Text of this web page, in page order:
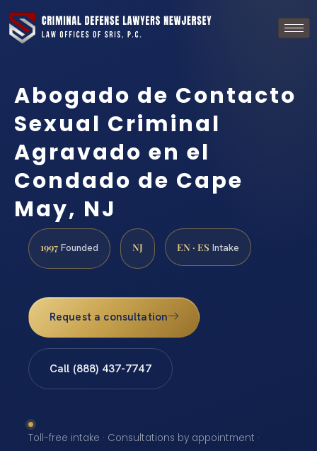
Abogado de Contacto
Sexual Criminal
Agravado en el
Condado de Cape
May, NJ
1997 Founded NJ EN · ES Intake
Request a consultation
Call (888) 437-7747
Toll-free intake · Consultations by appointment ·